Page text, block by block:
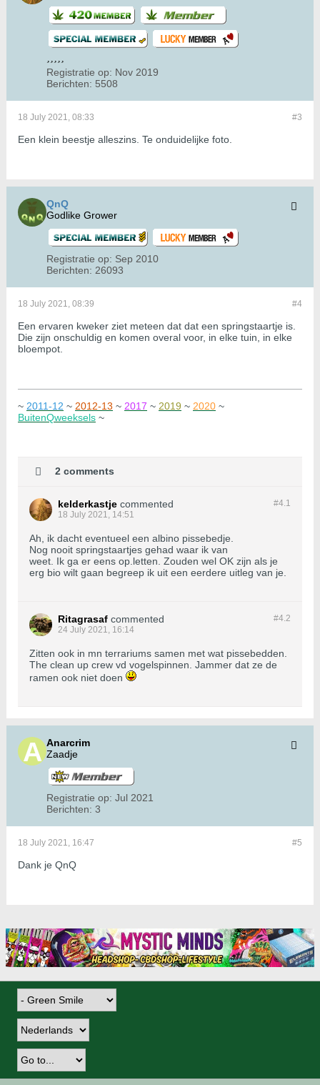
Registratie op: Nov 2019
Berichten: 5508
#3
18 July 2021, 08:33
Een klein beestje alleszins. Te onduidelijke foto.
QnQ
Godlike Grower
Registratie op: Sep 2010
Berichten: 26093
#4
18 July 2021, 08:39
Een ervaren kweker ziet meteen dat dat een springstaartje is.
Die zijn onschuldig en komen overal voor, in elke tuin, in elke
bloempot.
~ 2011-12 ~ 2012-13 ~ 2017 ~ 2019 ~ 2020 ~
BuitenQweeksels ~
2 comments
#4.1
kelderkastje commented
18 July 2021, 14:51
Ah, ik dacht eventueel een albino pissebedje.
Nog nooit springstaartjes gehad waar ik van
weet. Ik ga er eens op.letten. Zouden wel OK zijn als je
erg bio wilt gaan begreep ik uit een eerdere uitleg van je.
#4.2
Ritagrasaf commented
24 July 2021, 16:14
Zitten ook in mn terrariums samen met wat pissebedden.
The clean up crew vd vogelspinnen. Jammer dat ze de
ramen ook niet doen
Anarcrim
Zaadje
Registratie op: Jul 2021
Berichten: 3
#5
18 July 2021, 16:47
Dank je QnQ